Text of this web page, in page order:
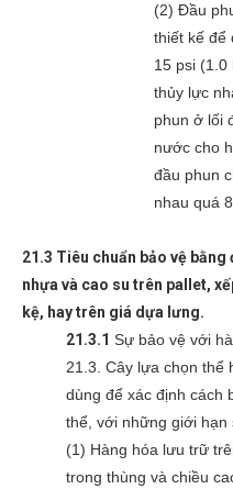
(2) Đầu
thiết kế để
15 psi (1.0
thủy lực
phun ở lối
nước cho
đầu phun
nhau quá
21.3 Tiêu chuẩn bảo vệ
nhựa và cao su trên pallet,
kệ, hay trên giá dựa lưng.
21.3.1 Sự bảo vệ với
21.3. Cây lựa chọn thể
dùng để xác định cách
thể, với những giới hạn
(1) Hàng hóa lưu trữ
trong thùng và chiều